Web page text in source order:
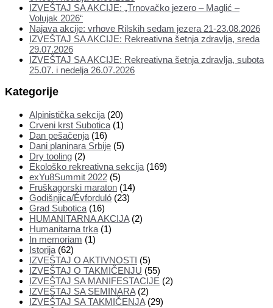
IZVEŠTAJ SA AKCIJE: „Trnovačko jezero – Maglić –
Volujak 2026“
Najava akcije: vrhove Rilskih sedam jezera 21-23.08.2026
IZVEŠTAJ SA AKCIJE: Rekreativna šetnja zdravlja, sreda
29.07.2026
IZVEŠTAJ SA AKCIJE: Rekreativna šetnja zdravlja, subota
25.07. i nedelja 26.07.2026
Kategorije
Alpinistička sekcija (20)
Crveni krst Subotica (1)
Dan pešačenja (16)
Dani planinara Srbije (5)
Dry tooling (2)
Ekološko rekreativna sekcija (169)
exYu8Summit 2022 (5)
Fruškagorski maraton (14)
Godišnjica/Évforduló (23)
Grad Subotica (16)
HUMANITARNA AKCIJA(2)
Humanitarna trka (1)
In memoriam (1)
Istorija (62)
IZVEŠTAJ O AKTIVNOSTI (5)
IZVEŠTAJ O TAKMIČENJU (55)
IZVEŠTAJ SA MANIFESTACIJE (2)
IZVEŠTAJ SA SEMINARA(2)
IZVEŠTAJ SA TAKMIČENJA(29)